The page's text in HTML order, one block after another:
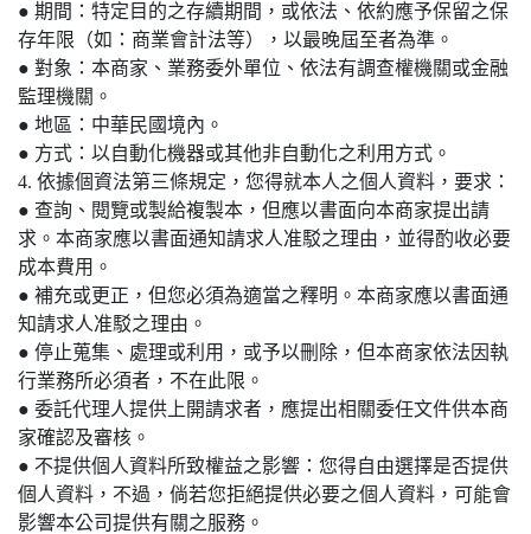
● 期間：特定目的之存續期間，或依法、依約應予保留之保
存年限（如：商業會計法等），以最晚屆至者為準。
● 對象：本商家、業務委外單位、依法有調查權機關或金融
監理機關。
● 地區：中華民國境內。
● 方式：以自動化機器或其他非自動化之利用方式。
4. 依據個資法第三條規定，您得就本人之個人資料，要求：
● 查詢、閱覽或製給複製本，但應以書面向本商家提出請
求。本商家應以書面通知請求人准駁之理由，並得酌收必要
成本費用。
● 補充或更正，但您必須為適當之釋明。本商家應以書面通
知請求人准駁之理由。
● 停止蒐集、處理或利用，或予以刪除，但本商家依法因執
行業務所必須者，不在此限。
● 委託代理人提供上開請求者，應提出相關委任文件供本商
家確認及審核。
● 不提供個人資料所致權益之影響：您得自由選擇是否提供
個人資料，不過，倘若您拒絕提供必要之個人資料，可能會
影響本公司提供有關之服務。